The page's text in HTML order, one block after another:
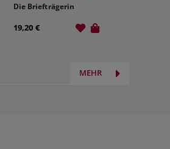
Die Briefträgerin
19,20 €
MEHR